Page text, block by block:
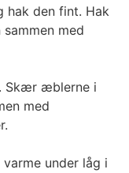
hak den fint. Hak
med
Skær æblerne i
med
under låg i